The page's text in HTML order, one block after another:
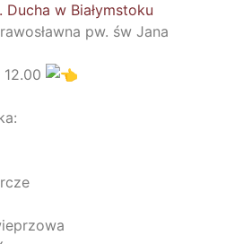
Ducha w Białymstoku
pw. św Jana